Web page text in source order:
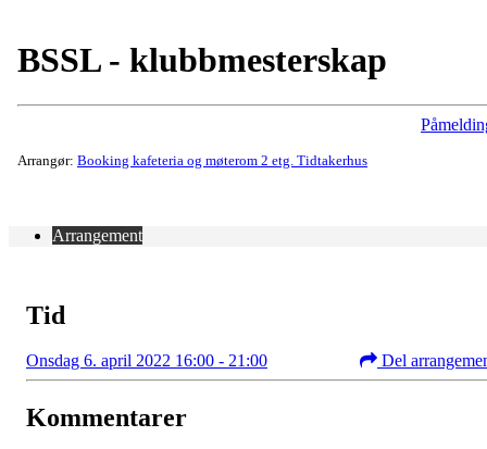
BSSL - klubbmesterskap
Arrangør: Booking kafeteria og møterom 2 etg. Tidtakerhus
Arrangement
Tid
Onsdag 6. april 2022 16:00 - 21:00 Del
Kommentarer